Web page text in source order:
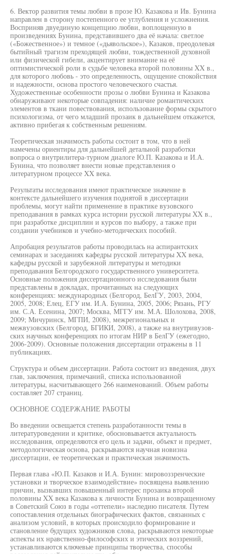
6. Вектор развития темы любви в прозе Ю. Казакова и Ив. Бунина
направлен в сторону постепенного ее углубления и усложнения.
Восприняв двуединую концепцию любви, воплощенную в
произведениях Бунина, представившего два её начала: светлое
(«Божественное») и темное («дьявольское»), Казаков, преодолевая
бытийный трагизм преходящей любви, тождественной духовной
или физической гибели, акцентирует внимание на её
оптимистической роли в судьбе человека второй половины XX в.,
для которого любовь - это определенность, ощущение спокойствия
и надежности, основа простого человеческого счастья.
Художественные особенности прозы о любви Бунина и Казакова
обнаруживают некоторые совпадения: наличие романтических
элементов в ткани повествования, использование формы скрытого
психологизма, от чего младший прозаик в дальнейшем откажется,
активно прибегая к собственным решениям.
Теоретическая значимость работы состоит в том, что в ней
намечены ориентиры для дальнейшей детальной разработки
вопроса о внутрилитера-турном диалоге Ю.П. Казакова и И.А.
Бунина, что позволяет внести новые представления о
литературном процессе XX века.
Результаты исследования имеют практическое значение в
контексте дальнейшего изучения поднятой в диссертации
проблемы, могут найти применение в практике вузовского
преподавания в рамках курса истории русской литературы XX в.,
при разработке дисциплин и курсов по выбору, а также при
создании учебников и учебно-методических пособий.
Апробация результатов работы проводилась на аспирантских
семинарах и заседаниях кафедры русской литературы XX века,
кафедры русской и зарубежной литературы и методики
преподавания Белгородского государственного университета.
Основные положения диссертационного исследования были
представлены в докладах, прочитанных на следующих
конференциях: международных (Белгород, БелГУ, 2003, 2004,
2005, 2008; Елец, ЕГУ им. И.А. Бунина, 2005, 2006; Рязань, РГУ
им. С.А. Есенина, 2007; Москва, МГГУ им. М.А. Шолохова, 2008,
2009; Мичуринск, МГПИ, 2008), межрегиональных и
межвузовских (Белгород, БГИКИ, 2008), а также на внутривузов-
ских научных конференциях по итогам НИР в БелГУ (ежегодно,
2006-2009). Основные положения диссертации отражены в 11
публикациях.
Структура и объем диссертации. Работа состоит из введения, двух
глав, заключения, примечаний, списка использованной
литературы, насчитывающего 266 наименований. Объем работы
составляет 207 страниц.
ОСНОВНОЕ СОДЕРЖАНИЕ РАБОТЫ
Во введении освещается степень разработанности темы в
литературоведении и критике, обосновывается актуальность
исследования, определяются его цель и задачи, объект и предмет,
методологическая основа, раскрываются научная новизна
диссертации, ее теоретическая и практическая значимость.
Первая глава «Ю.П. Казаков и И.А. Бунин: мировоззренческие
установки и творческое взаимодействие» посвящена выявлению
причин, вызвавших повышенный интерес прозаика второй
половины XX века Казакова к личности Бунина и возвращенному
в Советский Союз в годы «оттепели» наследию писателя. Путем
сопоставления отдельных биографических фактов, связанных с
анализом условий, в которых происходило формирование и
становление будущих художников слова, раскрываются некоторые
аспекты их нравственно-философских и этических воззрений,
устанавливаются ключевые принципы творчества, способы